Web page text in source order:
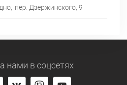
пер. Дзержинского, 9
нами в соцсетях